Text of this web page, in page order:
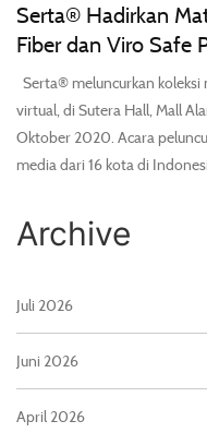
Serta® Hadirkan
Fiber dan Viro Safe
Serta® meluncurkan koleksi
virtual, di Sutera Hall, Mall
Oktober 2020. Acara
media dari 16 kota di
Archive
Juli 2026
Juni 2026
April 2026